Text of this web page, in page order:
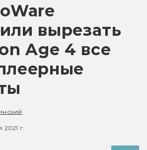
вырезать
Age 4 все
г.